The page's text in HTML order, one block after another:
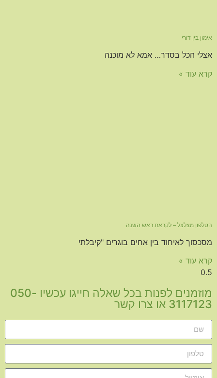
אימון בין דורי
אצלי הכל בסדר… אמא לא מוכנה
קרא עוד »
הטלפון מצלצל – לקראת ראש השנה
מסכסוך לאיחוד בין אחים בוגרים "קיבלתי
קרא עוד »
מוזמנים לפנות בכל שאלה חייגו עכשיו 050-
3117123 או צרו קשר